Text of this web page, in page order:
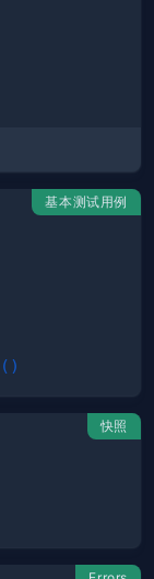
基本测试用例
( )
快照